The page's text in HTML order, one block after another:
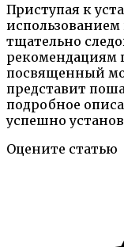
Приступая к
тщательно
рекомендациям
посвященный
представит
подробное
успешно
Оцените статью